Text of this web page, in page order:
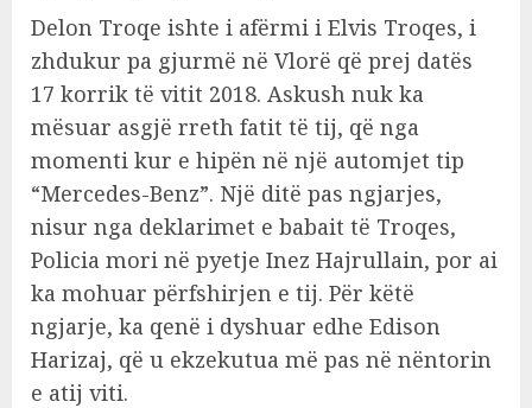
Delon Troqe ishte i afërmi i Elvis Troqes, i
zhdukur pa gjurmë në Vlorë që prej datës
17 korrik të vitit 2018. Askush nuk ka
mësuar asgjë rreth fatit të tij, që nga
momenti kur e hipën në një automjet tip
“Mercedes-Benz”. Një ditë pas ngjarjes,
nisur nga deklarimet e babait të Troqes,
Policia mori në pyetje Inez Hajrullain, por ai
ka mohuar përfshirjen e tij. Për këtë
ngjarje, ka qenë i dyshuar edhe Edison
Harizaj, që u ekzekutua më pas në nëntorin
e atij viti.